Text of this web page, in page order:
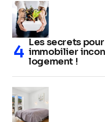
Les secrets
immobilier
logement !